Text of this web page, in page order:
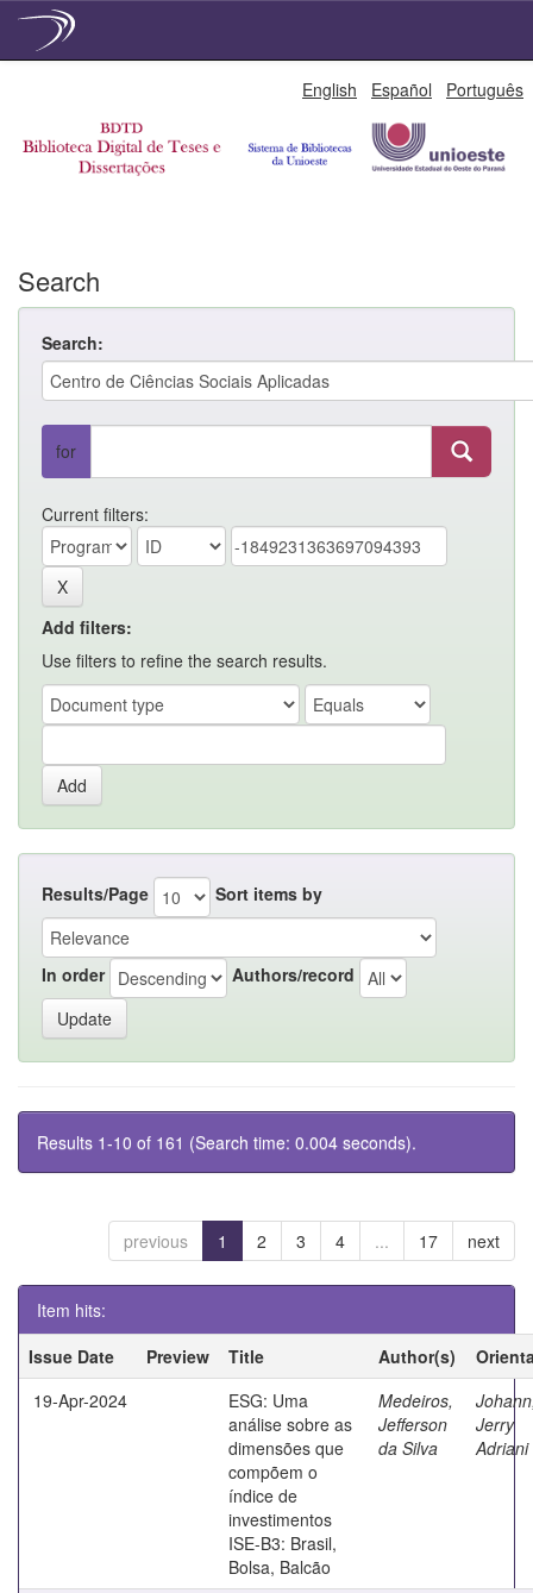
English Español Português
Search
Search:
for
Current filters:
Add filters:
Use filters to refine the search results.
Results/Page Sort items by
In order Authors/record
Results 1-10 of 161 (Search time: 0.004 seconds).
previous 1 2 3 4 ... 17 next
Item hits:
Issue Date
Preview Title Author(s)
19-Apr-2024
ESG: Uma
análise sobre as
dimensões que
compõem o
índice de
investimentos
ISE-B3: Brasil,
Bolsa, Balcão
Medeiros,
Jefferson
da Silva
Jerry
Adriani